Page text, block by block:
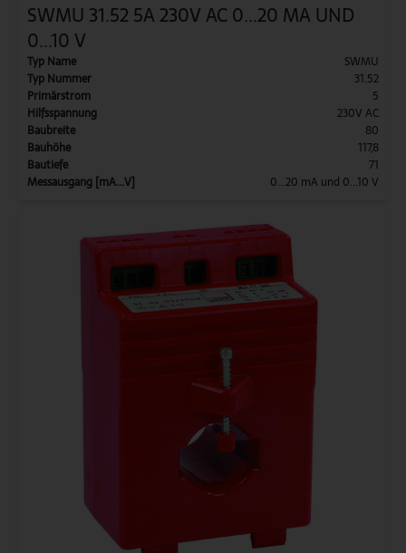
SWMU 31.52 5A 230V AC 0...20 MA UND
0...10 V
Typ Name
SWMU
Typ Nummer
31.52
Primärstrom
5
Hilfsspannung
230V AC
Baubreite
80
Bauhöhe
117,8
Bautiefe
71
Messausgang [mA...V]
0...20 mA und 0...10 V